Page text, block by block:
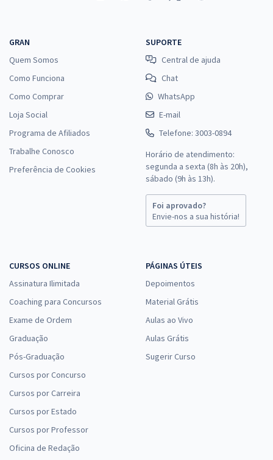
GRAN
Quem Somos
Como Funciona
Como Comprar
Loja Social
Programa de Afiliados
Trabalhe Conosco
Preferência de Cookies
SUPORTE
Central de ajuda
Chat
WhatsApp
E-mail
Telefone: 3003-0894
Horário de atendimento:
segunda a sexta (8h às 20h),
sábado (9h às 13h).
Foi aprovado?
Envie-nos a sua história!
CURSOS ONLINE
Assinatura Ilimitada
Coaching para Concursos
Exame de Ordem
Graduação
Pós-Graduação
Cursos por Concurso
Cursos por Carreira
Cursos por Estado
Cursos por Professor
Oficina de Redação
PÁGINAS ÚTEIS
Depoimentos
Material Grátis
Aulas ao Vivo
Aulas Grátis
Sugerir Curso